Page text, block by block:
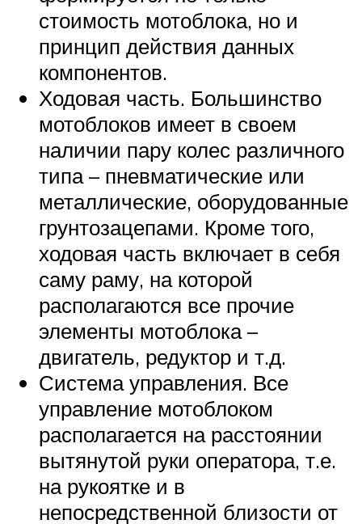
стоимость мотоблока, но и
принцип действия данных
компонентов.
Ходовая часть. Большинство
мотоблоков имеет в своем
наличии пару колес различного
типа – пневматические или
металлические, оборудованные
грунтозацепами. Кроме того,
ходовая часть включает в себя
саму раму, на которой
располагаются все прочие
элементы мотоблока –
двигатель, редуктор и т.д.
Система управления. Все
управление мотоблоком
располагается на расстоянии
вытянутой руки оператора, т.е.
на рукоятке и в
непосредственной близости от